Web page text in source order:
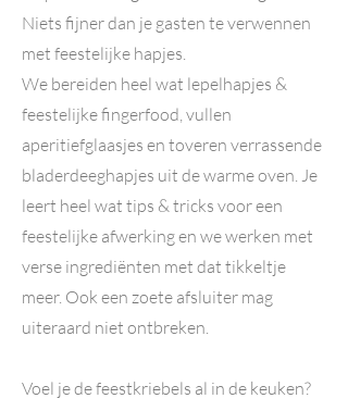
Niets fijner dan je gasten te verwennen
met feestelijke hapjes.
We bereiden heel wat lepelhapjes &
feestelijke fingerfood, vullen
aperitiefglaasjes en toveren verrassende
bladerdeeghapjes uit de warme oven. Je
leert heel wat tips & tricks voor een
feestelijke afwerking en we werken met
verse ingrediënten met dat tikkeltje
meer. Ook een zoete afsluiter mag
uiteraard niet ontbreken.
Voel je de feestkriebels al in de keuken?